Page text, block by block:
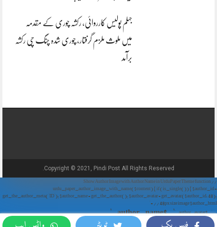
جہلم پولیس کارروائی، رکشہ چوری کے مقدمہ
میں ملوث ملزم گرفتار، چوری شدہ چنگ چی رکشہ
برآمد
Copyright © 2021, Pindi Post All Rights Reserved.
// Show Author Image with Author Name in UrduPaper Theme function
urdu_paper_author_image_with_name($content) { if (is_single()) { $author_id =
get_the_author_meta('ID'); $author_name = get_the_author(); $author_avatar = get_avatar($author_id, 48);
// 48px size image $author_html = '
' . $author_avatar . '
' . $author_name . '